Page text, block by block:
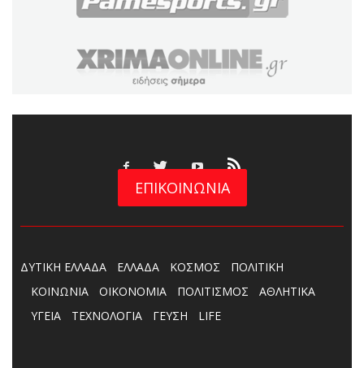
ΕΠΙΚΟΙΝΩΝΙΑ
ΔΥΤΙΚΗ ΕΛΛΑΔΑ ΕΛΛΑΔΑ ΚΟΣΜΟΣ
ΠΟΛΙΤΙΚΗ
ΚΟΙΝΩΝΙΑ
ΟΙΚΟΝΟΜΙΑ ΠΟΛΙΤΙΣΜΟΣ
ΑΘΛΗΤΙΚΑ
ΥΓΕΙΑ
ΤΕΧΝΟΛΟΓΙΑ ΓΕΥΣΗ LIFE